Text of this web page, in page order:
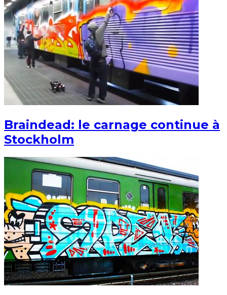
Braindead: le carnage continue à
Stockholm